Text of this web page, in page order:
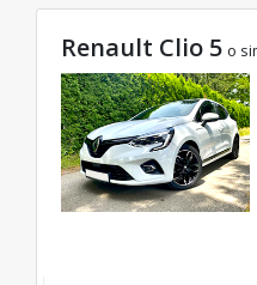
Renault Clio 5 o